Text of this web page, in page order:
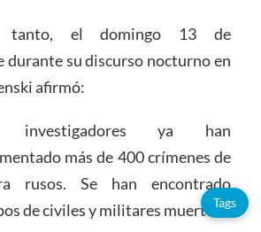
tanto, el domingo 13 de
durante su discurso nocturno en
afirmó:
investigadores ya han
más de 400 crímenes de
rusos. Se han encontrado
de civiles y militares muertos.’
Tags